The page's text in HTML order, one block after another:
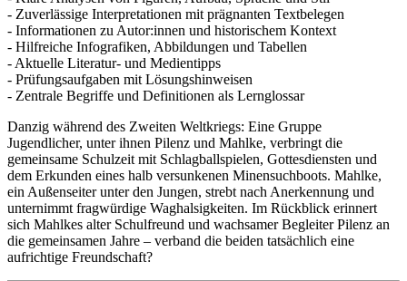
- Zuverlässige Interpretationen mit prägnanten Textbelegen
- Informationen zu Autor:innen und historischem Kontext
- Hilfreiche Infografiken, Abbildungen und Tabellen
- Aktuelle Literatur- und Medientipps
- Prüfungsaufgaben mit Lösungshinweisen
- Zentrale Begriffe und Definitionen als Lernglossar
Danzig während des Zweiten Weltkriegs: Eine Gruppe
Jugendlicher, unter ihnen Pilenz und Mahlke, verbringt die
gemeinsame Schulzeit mit Schlagballspielen, Gottesdiensten und
dem Erkunden eines halb versunkenen Minensuchboots. Mahlke,
ein Außenseiter unter den Jungen, strebt nach Anerkennung und
unternimmt fragwürdige Waghalsigkeiten. Im Rückblick erinnert
sich Mahlkes alter Schulfreund und wachsamer Begleiter Pilenz an
die gemeinsamen Jahre – verband die beiden tatsächlich eine
aufrichtige Freundschaft?